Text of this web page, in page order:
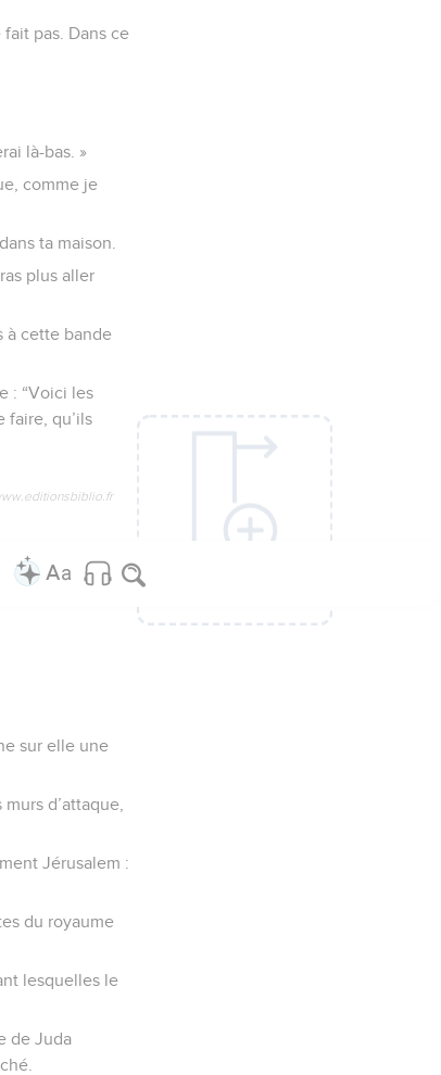
pas. Dans ce
là-bas. »
comme je
ta maison.
plus aller
à cette bande
: “Voici les
faire, qu’ils
sur elle une
d’attaque,
Jérusalem :
du royaume
lesquelles le
de Juda